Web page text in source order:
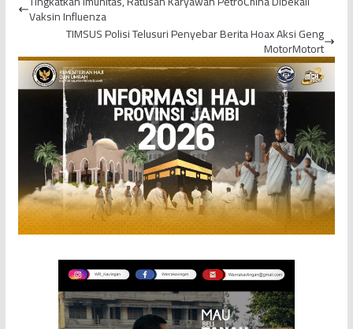
Bantuan Pembel...
Vaksin Influenza
TIMSUS Polisi Telusuri Penyebar Berita Hoax Aksi Geng
MotorMotort